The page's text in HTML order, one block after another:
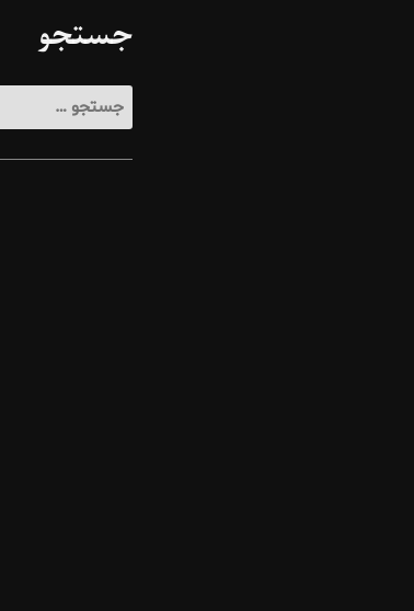
جستجو
جستجو
برای: